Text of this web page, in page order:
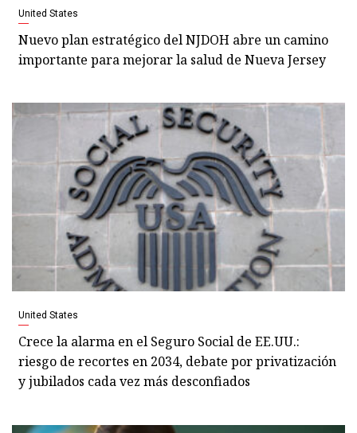
United States
Nuevo plan estratégico del NJDOH abre un camino
importante para mejorar la salud de Nueva Jersey
United States
Crece la alarma en el Seguro Social de EE.UU.:
riesgo de recortes en 2034, debate por privatización
y jubilados cada vez más desconfiados